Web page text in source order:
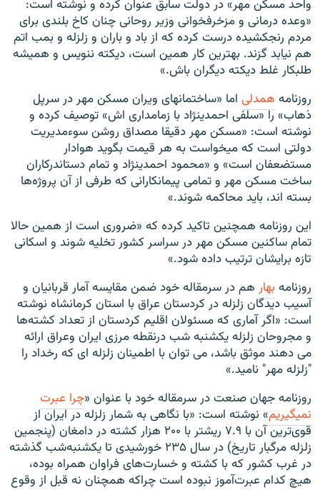
واحد مسکن مهر» در دولت سابق عنوان کرده و نوشته است:
«وعده درمانی و مزخرف‎خوانی وزیر روحانی چنان کاخ بلندی برای
مردم رنج‎کشیده درست کرده که از باد و باران و زلزله و بمب اتم
هم نیابد گزند. بهترین کار همین است، دیکته ننویس و همیشه
طلبکار غلط دیکته دیگران باش.»
روزنامه همدلی
اما «ساختمان‎های ویران‎ مسکن مهر در سرپل
ذهاب» را «سلفی احمدی‎نژاد با زمامداری اش» توصیف کرده و
نوشته است: «مسکن مهر دقیقا مصداق روشن سوءمدیریت
دولتی است که میخواست به هر قیمت بگوید هوادار
مستضعفان است» و «محمود احمدی‎نژاد و تمام دست‎اندرکاران
ساخت مسکن مهر و تمامی پیمانکارانی که طرفی از آن پروژه‌ها
بسته اند، باید محاکمه شوند.»
این روزنامه همچنین تاکید کرده که «ضروری است از همین حالا
تمام ساکنین مسکن مهر در سراسر کشور تخلیه شوند و اسکانی
تازه برایشان ترتیب داده شود.»
روزنامهبهار هم در سرمقاله خود ضمن مقایسه آمار قربانیان و
آسیب دیدگان زلزله در کردستان عراق با استان کرمانشاه نوشته
است: «اگر آمارى که مسئولان اقلیم کردستان از تعداد کشته‌ها
و مجروحان زلزله یکشنبه شب درنقطه مرزى ایران وعراق ارائه
می دهند موثق باشد، می توان با اطمینان زلزله اى که رخداد را
"زلزله مهر" نامید.»
روزنامه جهان صنعت در سرمقاله خود با عنوان «چرا عبرت
نمی‎گيريم
» نوشته است: «با نگاهی به شمار زلزله در ایران از
قوی‌ترین آن با ۷.۹ ریشتر با ۲۰۰ هزار کشته در دامغان (پنجمین
زلزله مرگبار تاریخ) در سال ۲۳۵ خورشیدی تا یکشنبه‌شب گذشته
در غرب کشور که با کشته و خسارت‌های فراوان همراه بوده،
هیچ کدام عبرت‌آموز نبوده است چراکه همچنان نه قبل از وقوع